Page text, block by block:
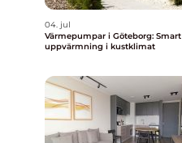
04. jul
Värmepumpar i Göteborg: Smart
uppvärmning i kustklimat